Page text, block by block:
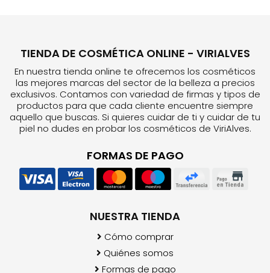
TIENDA DE COSMÉTICA ONLINE - VIRIALVES
En nuestra tienda online te ofrecemos los cosméticos
las mejores marcas del sector de la belleza a precios
exclusivos. Contamos con variedad de firmas y tipos de
productos para que cada cliente encuentre siempre
aquello que buscas. Si quieres cuidar de ti y cuidar de tu
piel no dudes en probar los cosméticos de ViriAlves.
FORMAS DE PAGO
NUESTRA TIENDA
Cómo comprar
Quiénes somos
Formas de pago